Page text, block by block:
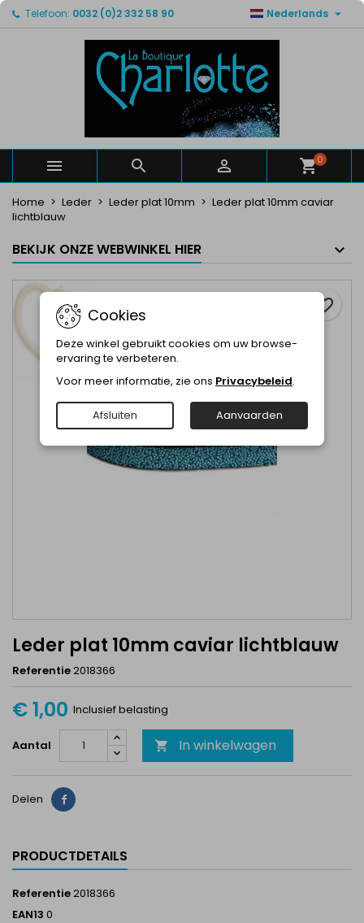
Telefoon: 0032 (0)2 332 58 90 Nederlands 
   0
Home Leder Leder plat 10mm
Leder plat 10mm caviar
lichtblauw
BEKIJK ONZE WEBWINKEL HIER
Leder plat 10mm caviar lichtblauw
Referentie2018366
€ 1,00 Inclusief belasting
Aantal  In winkelwagen
favorite_border
Delen Delen
PRODUCTDETAILS
Referentie2018366
EAN13 0
Mijn verlanglijsten ×
Maak een lijst
Maak een verlanglijst ×
Verlanglijst naam
Annuleren Maak een verlanglijst
Inloggen ×
U moet ingelogd zijn om producten in uw verlanglijst
Annuleren Inloggen
Cookies
Deze winkel gebruikt cookies om uw browse-
ervaring te verbeteren.
Voor meer informatie, zie ons Privacybeleid.
Afsluiten Aanvaarden